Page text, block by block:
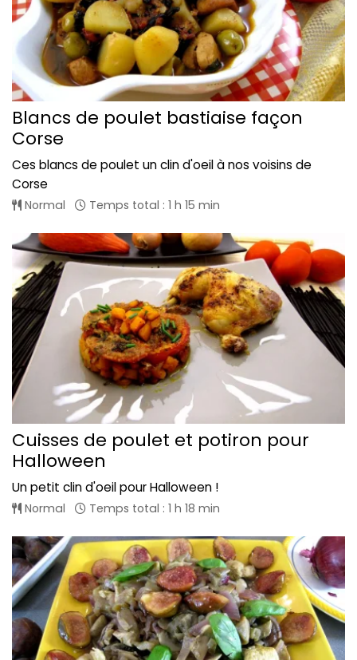
Blancs de poulet bastiaise façon
Corse
Ces blancs de poulet un clin d'oeil à nos voisins de
Corse
Normal Temps total : 1 h 15 min
Cuisses de poulet et potiron pour
Halloween
Un petit clin d'oeil pour Halloween !
Normal Temps total : 1 h 18 min